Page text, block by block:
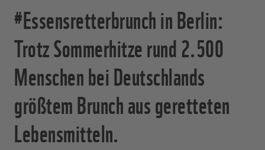
#Essensretterbrunch in Berlin:
Trotz Sommerhitze rund 2.500
Menschen bei Deutschlands
größtem Brunch aus geretteten
Lebensmitteln.